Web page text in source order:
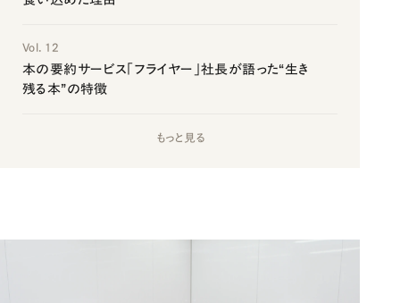
Vol. 12
本の要約サービス「フライヤー」社長が語った“生き
残る本”の特徴
もっと見る